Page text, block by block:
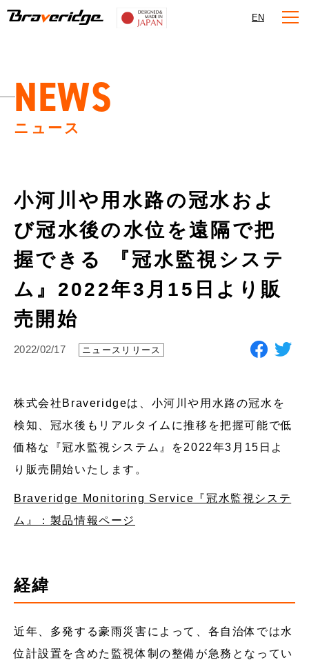
Braveridge
EN
NEWS
ニュース
小河川や用水路の冠水およ
び冠水後の水位を遠隔で把
握できる 『冠水監視システ
ム』2022年3月15日より販
売開始
2022/02/17 ニュースリリース
株式会社Braveridgeは、小河川や用水路の冠水を
検知、冠水後もリアルタイムに推移を把握可能で低
価格な『冠水監視システム』を2022年3月15日よ
り販売開始いたします。
Braveridge Monitoring Service『冠水監視システ
ム』：製品情報ページ
経緯
近年、多発する豪雨災害によって、各自治体では水
位計設置を含めた監視体制の整備が急務となってい